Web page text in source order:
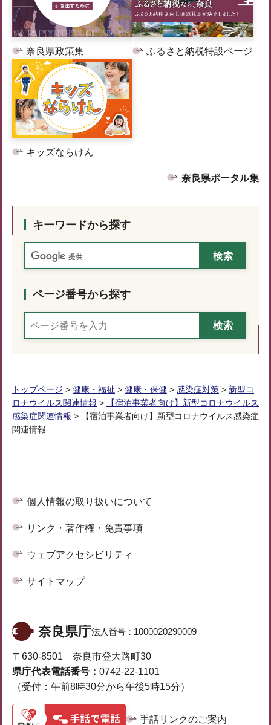
奈良県政策集 ふるさと納税特設ページ
キッズならけん
奈良県ポータル集
キーワードから探す
ページ番号から探す
トップページ > 健康・福祉 > 健康・保健 > 感染症対策 > 新型コ
ロナウイルス関連情報 >
【宿泊事業者向け】新型コロナウイルス
感染症関連情報 > 【宿泊事業者向け】新型コロナウイルス感染症
関連情報
個人情報の取り扱いについて
リンク・著作権・免責事項
ウェブアクセシビリティ
サイトマップ
奈良県庁法人番号： 1000020290009
〒630-8501 奈良市登大路町30
県庁代表電話番号： 0742-22-1101
（受付：午前8時30分から午後5時15分）
手話リンクのご案内